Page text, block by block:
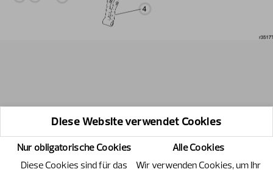
Diese Website verwendet Cookies
Nur obligatorische Cookies
Diese Cookies sind für das
Alle Cookies
Wir verwenden Cookies, um Ihr